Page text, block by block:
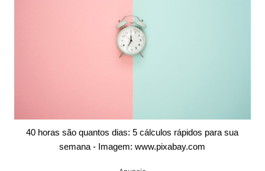
40 horas são quantos dias: 5 cálculos rápidos para sua
semana - Imagem: www.pixabay.com